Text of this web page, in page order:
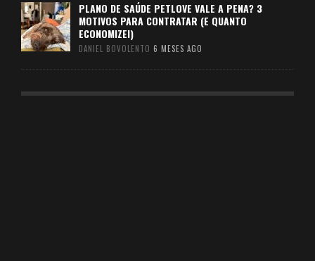
PLANO DE SAÚDE PETLOVE VALE A PENA? 3
MOTIVOS PARA CONTRATAR (E QUANTO
ECONOMIZEI)
DANIEL BOVOLENTO 6 MESES AGO